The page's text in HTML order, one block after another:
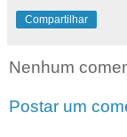
Compartilhar
Nenhum
Postar um